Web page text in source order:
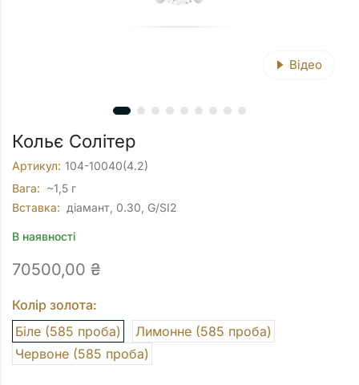
Відео
Кольє Солітер
Артикул: 104-10040(4.2)
Вага: ~1,5 г
Вставка: діамант, 0.30, G/SI2
В наявності
70500,00 ₴
Колір золота:
Біле (585 проба)
Лимонне (585 проба)
Червоне (585 проба)